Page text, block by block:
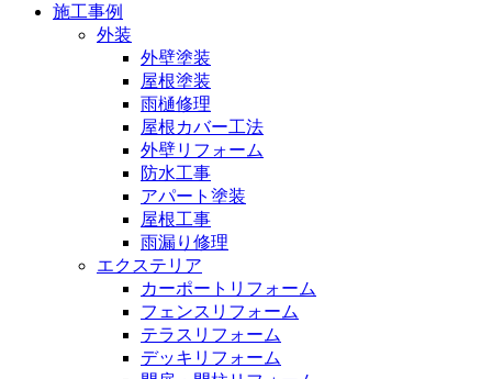
施工事例
外装
外壁塗装
屋根塗装
雨樋修理
屋根カバー工法
外壁リフォーム
防水工事
アパート塗装
屋根工事
雨漏り修理
エクステリア
カーポートリフォーム
フェンスリフォーム
テラスリフォーム
デッキリフォーム